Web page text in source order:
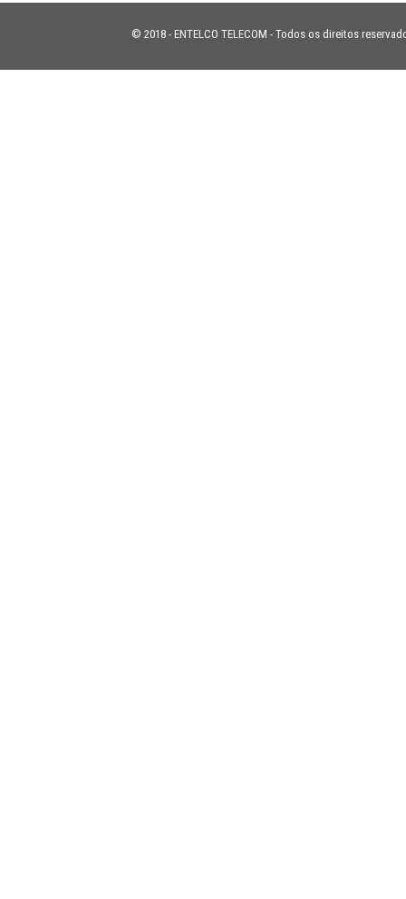
© 2018 - ENTELCO TELECOM - Todos os direitos